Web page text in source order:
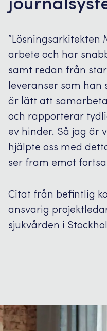
”Lösningsarkitekten
arbete och har
samt redan från
leveranser som han
är lätt att
och rapporterar
ev hinder. Så jag är
hjälpte oss med
ser fram emot
Citat från befintlig
ansvarig
sjukvården i